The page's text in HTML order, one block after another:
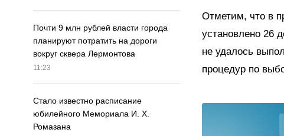
Почти 9 млн рублей власти города
планируют потратить на дороги
вокруг сквера Лермонтова
11:23
Стало известно расписание
юбилейного Мемориала И. Х.
Ромазана
Отметим, что в
установлено 26
не удалось
процедур по